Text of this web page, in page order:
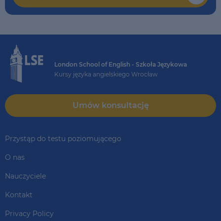
London School of English - Szkoła Językowa
Kursy języka angielskiego Wrocław
Umów konsultację
Przystąp do testu poziomującego
O nas
Nauczyciele
Kontakt
Privacy Policy